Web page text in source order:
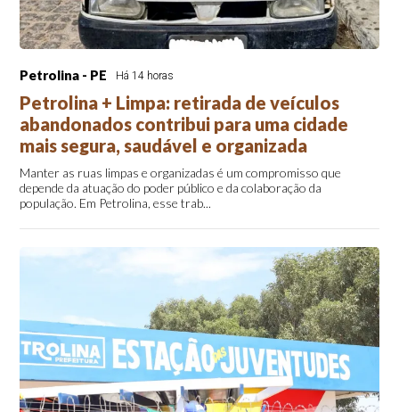
Petrolina - PE Há 14 horas
Petrolina + Limpa: retirada de veículos
abandonados contribui para uma cidade
mais segura, saudável e organizada
Manter as ruas limpas e organizadas é um compromisso que
depende da atuação do poder público e da colaboração da
população. Em Petrolina, esse trab...